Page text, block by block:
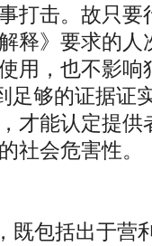
打击。故只要
释》要求的人
用，也不影响
足够的证据证
才能认定提供
社会危害性。
既包括出于营